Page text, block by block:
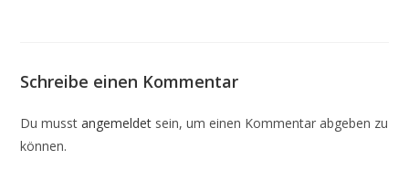
Schreibe einen Kommentar
Du musstangemeldet sein, um einen Kommentar abgeben zu
können.